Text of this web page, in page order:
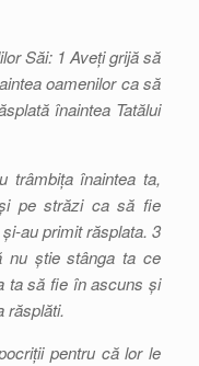
Săi: 1 Aveți grijă să
oamenilor ca să
înaintea Tatălui
trâmbița înaintea ta,
pe străzi ca să fie
au primit răsplata. 3
nu știe stânga ta ce
ta să fie în ascuns și
răsplăti.
pentru că lor le